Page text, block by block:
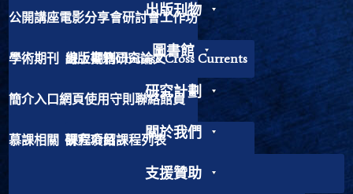
公開講座電影分享會研討會工作坊
出版刊物
學術期刊 線上期刊Chinese Cross Currents
出版書籍研究論文圖書館
簡介入口網頁使用守則聯絡館員
捐獻書籍
研究計劃
慕課相關 課程介紹課程列表
研究項目 關於我們
主要成員支援贊助